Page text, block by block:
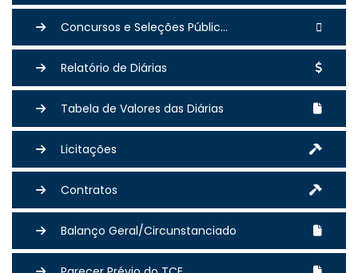
Concursos e Seleções Públic...
Relatório de Diárias
Tabela de Valores das Diárias
Licitações
Contratos
Balanço Geral/Circunstanciado